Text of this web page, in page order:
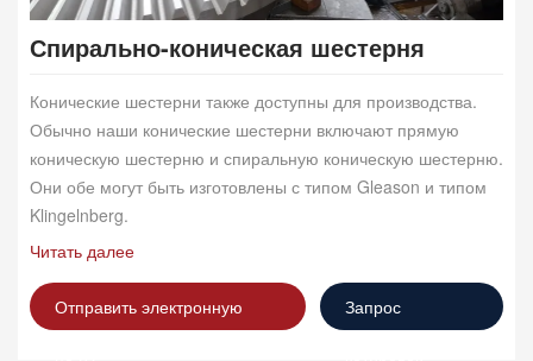
Спирально-коническая шестерня
Конические шестерни также доступны для производства.
Обычно наши конические шестерни включают прямую
коническую шестерню и спиральную коническую шестерню.
Они обе могут быть изготовлены с типом Gleason и типом
Klingelnberg.
Читать далее
Отправить электронную
Запрос